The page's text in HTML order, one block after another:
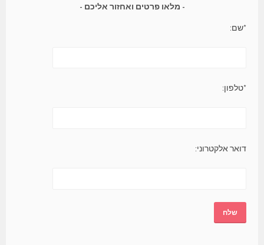
מלאו פרטים ואחזור אליכם
*שם:
*טלפון:
דואר אלקטרוני: